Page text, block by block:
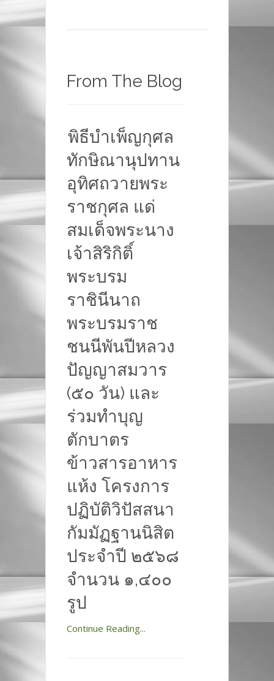
From The Blog
พิธีบำเพ็ญกุศล
ทักษิณานุปทาน
อุทิศถวายพระ
ราชกุศล แด่
สมเด็จพระนาง
เจ้าสิริกิติ์
พระบรม
ราชินีนาถ
พระบรมราช
ชนนีพันปีหลวง
ปัญญาสมวาร
(๕๐ วัน) และ
ร่วมทำบุญ
ตักบาตร
ข้าวสารอาหาร
แห้ง โครงการ
ปฏิบัติวิปัสสนา
กัมมัฏฐานนิสิต
ประจำปี ๒๕๖๘
จำนวน ๑,๔๐๐
รูป
Continue Reading...